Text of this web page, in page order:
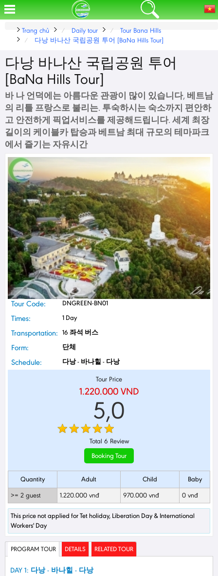
Trang chủ Daily tour
Tour Bana Hills
다낭 바나산 국립공원 투어 [BaNa Hills Tour]
다낭 바나산 국립공원 투어
[BaNa Hills Tour]
바 나 언덕에는 아름다운 관광이 많이 있습니다, 베트남
의 리틀 프랑스로 불리는. 투숙하시는 숙소까지 편안하
고 안전하게 픽업서비스를 제공해드립니다. 세계 최장
길이의 케이블카 탑승과 베트남 최대 규모의 테마파크
에서 즐기는 자유시간
Tour Code: DNGREEN-BN01
Times: 1 Day
Transportation: 16 좌석 버스
Form: 단체
Schedule: 다낭 - 바나힐 - 다낭
Tour Price
1.220.000 VND
5,0
Total 6 Review
Booking Tour
Quantity Adult Child
Baby
>= 2 guest
1.220.000 vnđ 970.000 vnđ 0 vnđ
This price not applied for Tet holiday, Liberation Day & International
Workers' Day
PROGRAM TOUR DETAILS RELATED TOUR
DAY 1: 다낭 - 바나힐 - 다낭